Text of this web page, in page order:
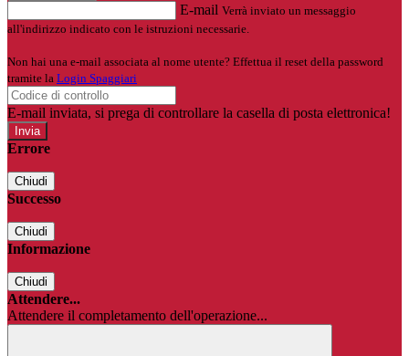
E-mail Verrà inviato un messaggio
all'indirizzo indicato con le istruzioni necessarie.
Non hai una e-mail associata al nome utente? Effettua il reset della password
tramite la Login Spaggiari
E-mail inviata, si prega di controllare la casella di posta elettronica!
Errore
Chiudi
Successo
Chiudi
Informazione
Chiudi
Attendere...
Attendere il completamento dell'operazione...